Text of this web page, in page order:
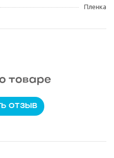
Пленка
товаре
ОТЗЫВ